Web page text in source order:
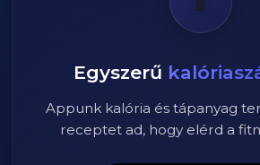
Egyszerű
Appunk kalória és tápanyag
receptet ad, hogy elérd a